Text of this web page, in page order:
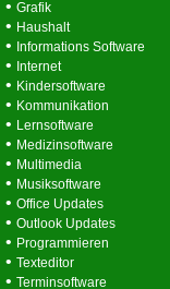
• Grafik
• Haushalt
• Informations Software
• Internet
• Kindersoftware
• Kommunikation
• Lernsoftware
• Medizinsoftware
• Multimedia
• Musiksoftware
• Office Updates
• Outlook Updates
• Programmieren
• Texteditor
• Terminsoftware